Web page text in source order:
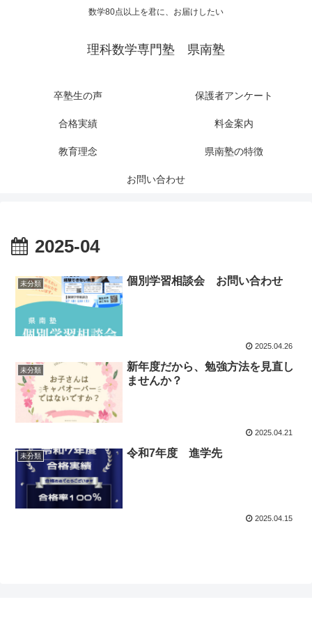
数学80点以上を君に、お届けしたい
理科数学専門塾 県南塾
卒塾生の声 保護者アンケート
合格実績 料金案内
教育理念 県南塾の特徴
お問い合わせ
2025-04
未分類 個別学習相談会 お問い合わせ
2025.04.26
未分類
新年度だから、勉強方法を見直し
ませんか？
2025.04.21
未分類 令和7年度 進学先
2025.04.15